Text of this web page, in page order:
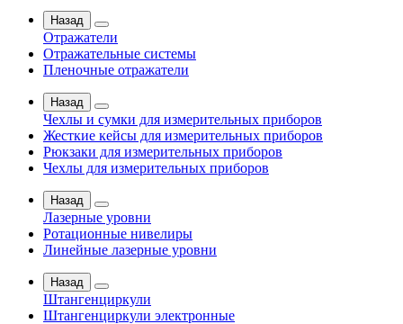
Назад
Отражатели
Отражательные системы
Пленочные отражатели
Назад
Чехлы и сумки для измерительных приборов
Жесткие кейсы для измерительных приборов
Рюкзаки для измерительных приборов
Чехлы для измерительных приборов
Назад
Лазерные уровни
Ротационные нивелиры
Линейные лазерные уровни
Назад
Штангенциркули
Штангенциркули электронные